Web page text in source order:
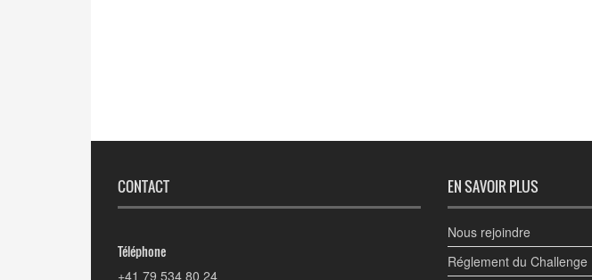
CONTACT
Téléphone
+41 79 534 80 24
EN SAVOIR PLUS
Nous rejoindre
Réglement du Challenge